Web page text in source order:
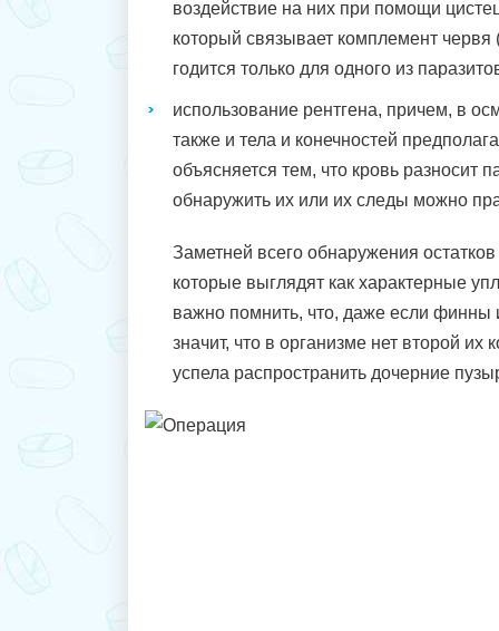
воздействие на них при помощи
который связывает комплемент червя
годится только для одного из
использование рентгена, причем, в
также и тела и конечностей
объясняется тем, что кровь разносит
обнаружить их или их следы можно
Заметней всего обнаружения
которые выглядят как характерные
важно помнить, что, даже если финны
значит, что в организме нет второй их
успела распространить дочерние